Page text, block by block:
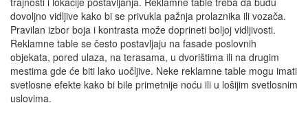
dovoljno vidljive kako bi se privukla pažnja prolaznika ili vozača.
Pravilan izbor boja i kontrasta može doprineti boljoj vidljivosti.
Reklamne table se često postavljaju na fasade poslovnih
objekata, pored ulaza, na terasama, u dvorištima ili na drugim
mestima gde će biti lako uočljive. Neke reklamne table mogu imati
svetlosne efekte kako bi bile primetnije noću ili u lošijim svetlosnim
uslovima.